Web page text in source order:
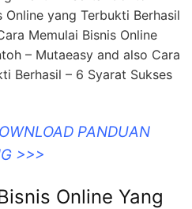
yang Terbukti Berhasil
Memulai Bisnis Online
– Mutaeasy and also Cara
Berhasil – 6 Syarat Sukses
PANDUAN
>>>
Online Yang